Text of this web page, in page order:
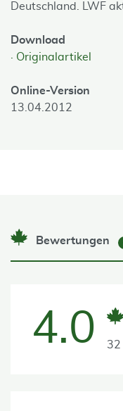
Deutschland. LWF
Download
Originalartikel
Online-Version
13.04.2012
Bewertungen
4.0 32